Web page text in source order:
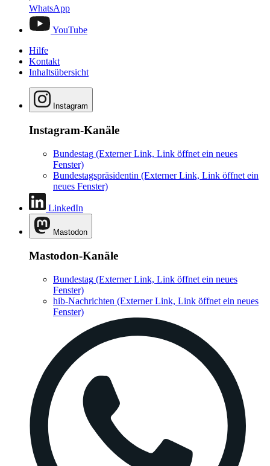
WhatsApp
YouTube
Hilfe
Kontakt
Inhaltsübersicht
Instagram
Instagram-Kanäle
Bundestag (Externer Link, Link öffnet ein neues
Fenster)
Bundestagspräsidentin (Externer Link, Link öffnet ein
neues Fenster)
LinkedIn
Mastodon
Mastodon-Kanäle
Bundestag (Externer Link, Link öffnet ein neues
Fenster)
hib-Nachrichten (Externer Link, Link öffnet ein neues
Fenster)